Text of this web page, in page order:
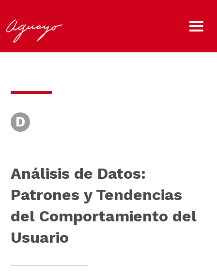
D
Análisis de Datos:
Patrones y Tendencias
del Comportamiento del
Usuario